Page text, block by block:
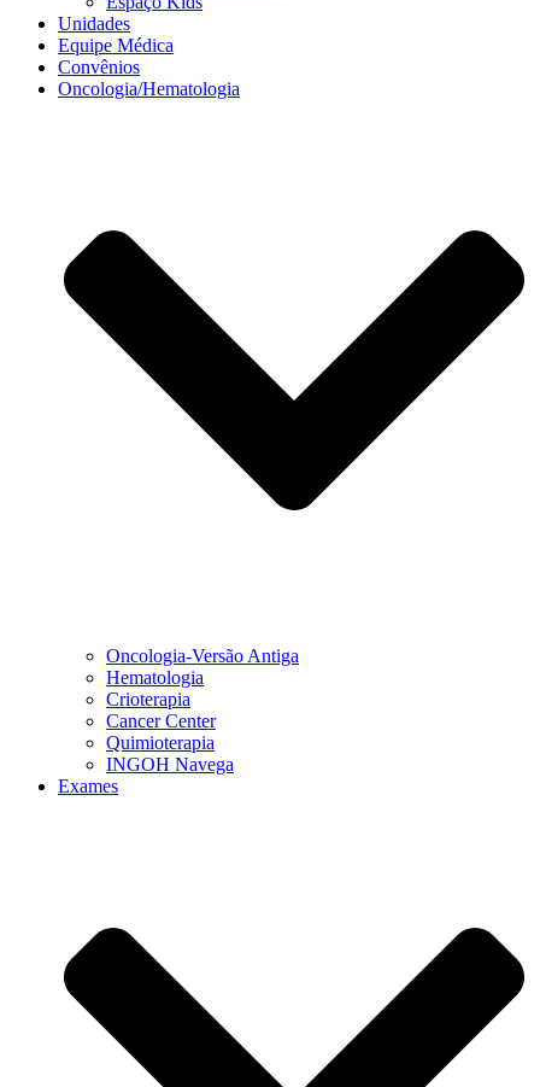
Unidades
Equipe Médica
Convênios
Oncologia/Hematologia
Oncologia-Versão Antiga
Hematologia
Crioterapia
Cancer Center
Quimioterapia
INGOH Navega
Exames